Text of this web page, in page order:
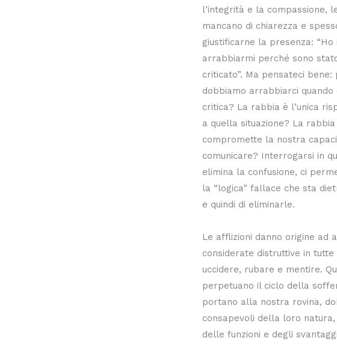
l’integrità e la compassione,
mancano di chiarezza e
giustificarne la presenza: “Ho
arrabbiarmi perché sono
criticato”. Ma pensateci bene:
dobbiamo arrabbiarci quando
critica? La rabbia è l’unica
a quella situazione? La
compromette la nostra
comunicare? Interrogarsi in
elimina la confusione, ci
la “logica” fallace che sta
e quindi di eliminarle.
Le afflizioni danno origine ad
considerate distruttive in
uccidere, rubare e mentire.
perpetuano il ciclo della
portano alla nostra rovina,
consapevoli della loro natura,
delle funzioni e degli